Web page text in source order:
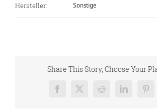
Hersteller: Sonstige
Share This Story, Choose Your
Facebook
X RedditLinkedIn